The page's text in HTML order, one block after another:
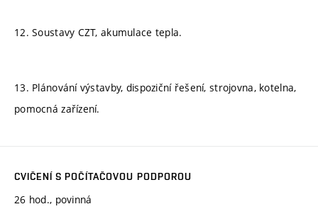
12. Soustavy CZT, akumulace tepla.
13. Plánování výstavby, dispoziční řešení, strojovna, kotelna,
pomocná zařízení.
CVIČENÍ S POČÍTAČOVOU PODPOROU
26 hod., povinná